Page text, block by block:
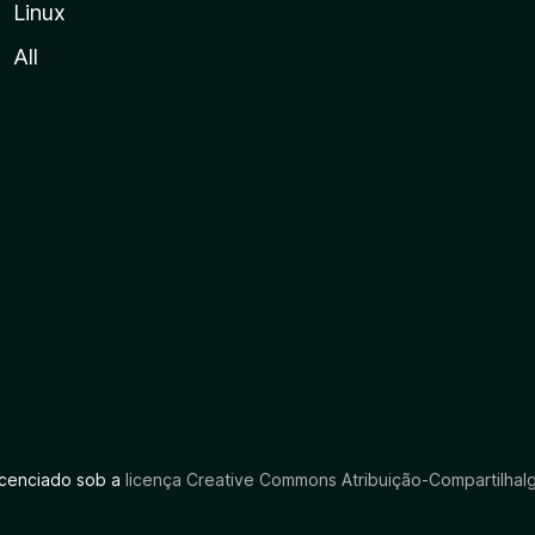
Linux
All
sob a licença Creative Commons Atribuição-